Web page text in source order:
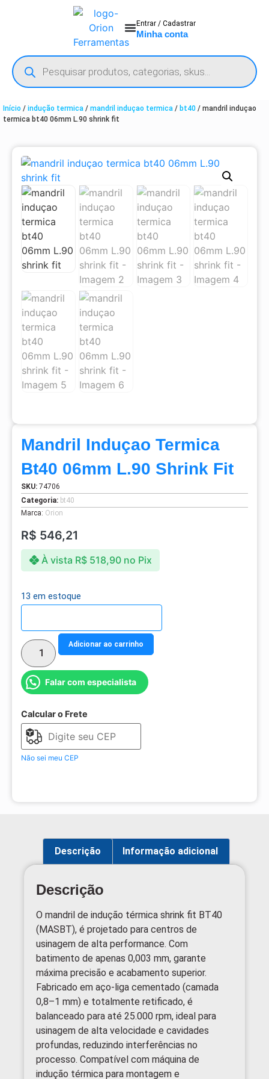
Entrar / Cadastrar
Minha conta
Início / indução termica / mandril induçao termica / bt40 / mandril induçao
termica bt40 06mm L.90 shrink fit
Mandril Induçao Termica
Bt40 06mm L.90 Shrink Fit
SKU: 74706
Categoria: bt40
Marca: Orion
R$ 546,21
À vista R$518,90 no Pix
13 em estoque
Adicionar ao carrinho
Falar com especialista
Calcular o Frete
Não sei meu CEP
Descrição Informação adicional
Descrição
O mandril de indução térmica shrink fit BT40
(MASBT), é projetado para centros de
usinagem de alta performance. Com
batimento de apenas 0,003 mm, garante
máxima precisão e acabamento superior.
Fabricado em aço-liga cementado (camada
0,8–1 mm) e totalmente retificado, é
balanceado para até 25.000 rpm, ideal para
usinagem de alta velocidade e cavidades
profundas, reduzindo interferências no
processo. Compatível com máquina de
indução térmica para montagem e